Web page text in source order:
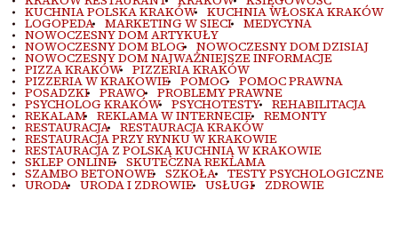
KUCHNIA POLSKA KRAKÓW KUCHNIA WŁOSKA KRAKÓW
LOGOPEDA MARKETING W SIECI MEDYCYNA
NOWOCZESNY DOM ARTYKUŁY
NOWOCZESNY DOM BLOG NOWOCZESNY DOM DZISIAJ
NOWOCZESNY DOM NAJWAŻNIEJSZE INFORMACJE
PIZZA KRAKÓW PIZZERIA KRAKÓW
PIZZERIA W KRAKOWIE POMOC POMOC PRAWNA
POSADZKI PRAWO PROBLEMY PRAWNE
PSYCHOLOG KRAKÓW PSYCHOTESTY REHABILITACJA
REKALAM REKLAMA W INTERNECIE REMONTY
RESTAURACJA RESTAURACJA KRAKÓW
RESTAURACJA PRZY RYNKU W KRAKOWIE
RESTAURACJA Z POLSKĄ KUCHNIĄ W KRAKOWIE
SKLEP ONLINE SKUTECZNA REKLAMA
SZAMBO BETONOWE SZKOŁA TESTY PSYCHOLOGICZNE
URODA URODA I ZDROWIE USŁUGI ZDROWIE